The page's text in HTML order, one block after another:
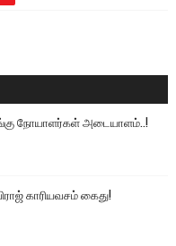
நோயாளர்கள் அடையாளம்..!
காரியவசம் கைது!